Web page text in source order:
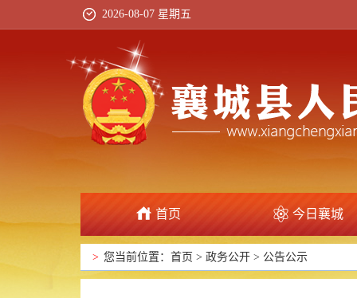
2026-08-07 星期五
首页 今日襄城
政府信息公开
> 您当前位置： 首页 > 政务公开 > 公告公示